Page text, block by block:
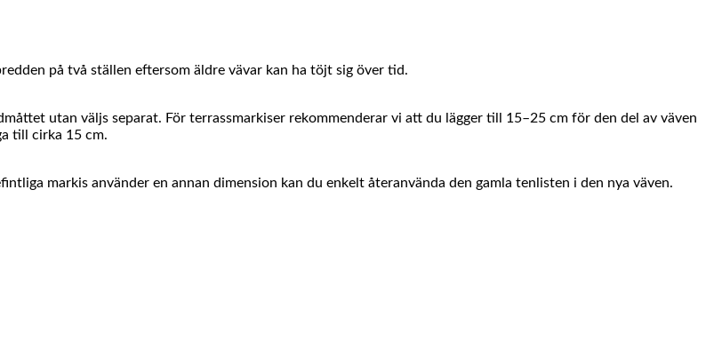
på två ställen eftersom äldre vävar kan ha töjt sig över tid.
utan väljs separat. För terrassmarkiser rekommenderar vi att du lägger till 15–25 cm för den del av väven
till cirka 15 cm.
markis använder en annan dimension kan du enkelt återanvända den gamla tenlisten i den nya väven.